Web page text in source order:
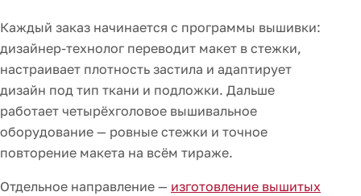
Каждый заказ начинается с программы вышивки:
дизайнер-технолог переводит макет в стежки,
настраивает плотность застила и адаптирует
дизайн под тип ткани и подложки. Дальше
работает четырёхголовое вышивальное
оборудование — ровные стежки и точное
повторение макета на всём тираже.
Отдельное направление — изготовление вышитых